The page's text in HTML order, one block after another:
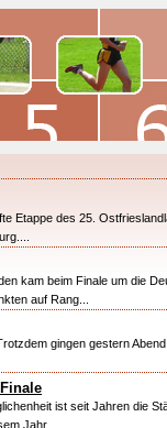
Etappe des 25.
kam beim Finale um die
auf Rang...
gingen gestern
ist seit Jahren die
Jahr...